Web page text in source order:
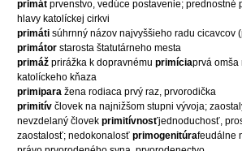
primát prvenstvo, vedúce postavenie; prednostné
hlavy katolíckej cirkvi
primáti súhrnný názov najvyššieho radu cicavcov
primátor starosta štatutárneho mesta
primáž prirážka k dopravnému primíciaprvá omša
katolíckeho kňaza
primipara žena rodiaca prvý raz, prvorodička
primitív človek na najnižšom stupni vývoja;
nevzdelaný človek primitívnosťjednoduchosť,
zaostalosť; nedokonalosť primogenitúrafeudálne